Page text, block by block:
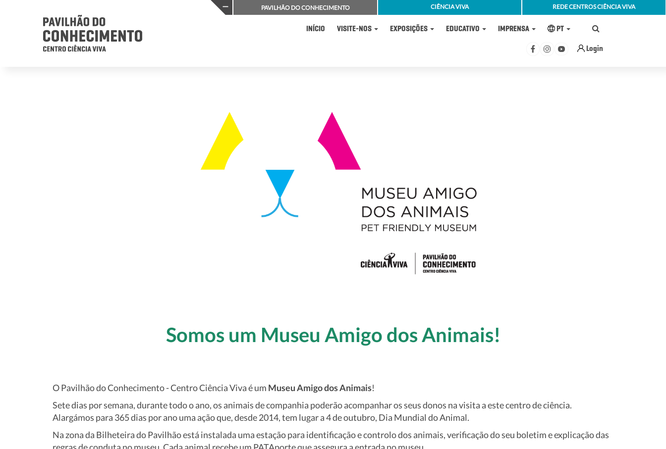
PAVILHÃO DO CONHECIMENTO CIÊNCIA VIVA REDE CENTROS CIÊNCIA VIVA
INÍCIO VISITE-NOS EXPOSIÇÕES EDUCATIVO IMPRENSA
PT
Login
Somos um Museu Amigo dos Animais!
O Pavilhão do Conhecimento - Centro Ciência Viva é um Museu Amigo dos Animais!
Sete dias por semana, durante todo o ano, os animais de companhia poderão acompanhar os seus donos na visita a este centro de ciência.
Alargámos para 365 dias por ano uma ação que, desde 2014, tem lugar a 4 de outubro, Dia Mundial do Animal.
Na zona da Bilheteira do Pavilhão está instalada uma estação para identificação e controlo dos animais, verificação do seu boletim e explicação das